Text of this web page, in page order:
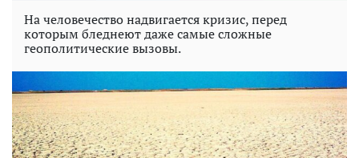
На человечество надвигается кризис, перед
которым бледнеют даже самые сложные
геополитические вызовы.